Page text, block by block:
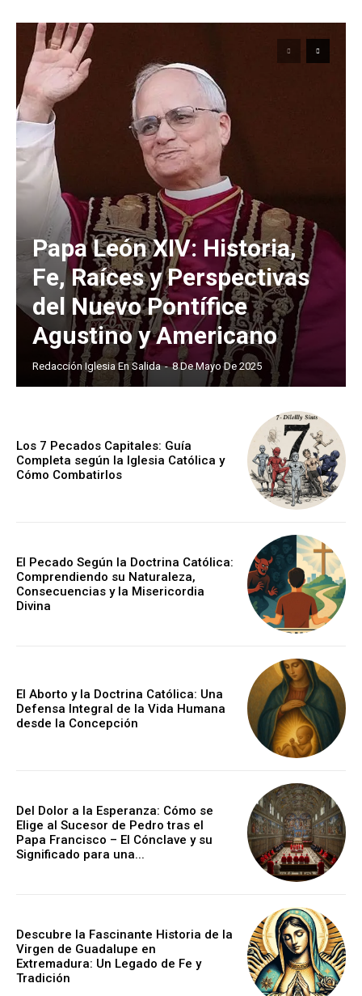
Papa León XIV: Historia,
Fe, Raíces y Perspectivas
del Nuevo Pontífice
Agustino y Americano
Redacción Iglesia En Salida - 8 De Mayo De 2025
Los 7 Pecados Capitales: Guía
Completa según la Iglesia Católica y
Cómo Combatirlos
El Pecado Según la Doctrina Católica:
Comprendiendo su Naturaleza,
Consecuencias y la Misericordia
Divina
El Aborto y la Doctrina Católica: Una
Defensa Integral de la Vida Humana
desde la Concepción
Del Dolor a la Esperanza: Cómo se
Elige al Sucesor de Pedro tras el
Papa Francisco – El Cónclave y su
Significado para una...
Descubre la Fascinante Historia de la
Virgen de Guadalupe en
Extremadura: Un Legado de Fe y
Tradición